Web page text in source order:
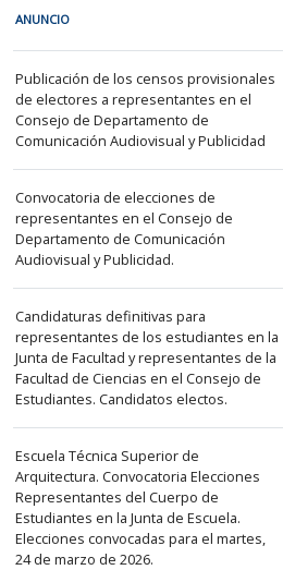
cada
fila
de
la
siguiente
los
anuncios
del
tablón
seleccionado
previamente.
En
la
columna
el
título
del
anuncio,
electorales
ANUNCIO
Publicación de los censos provisionales
de electores a representantes en el
Consejo de Departamento de
Comunicación Audiovisual y Publicidad
Convocatoria de elecciones de
representantes en el Consejo de
Departamento de Comunicación
Audiovisual y Publicidad.
Candidaturas definitivas para
representantes de los estudiantes en la
Junta de Facultad y representantes de la
Facultad de Ciencias en el Consejo de
Estudiantes. Candidatos electos.
Escuela Técnica Superior de
Arquitectura. Convocatoria Elecciones
Representantes del Cuerpo de
Estudiantes en la Junta de Escuela.
Elecciones convocadas para el martes,
24 de marzo de 2026.